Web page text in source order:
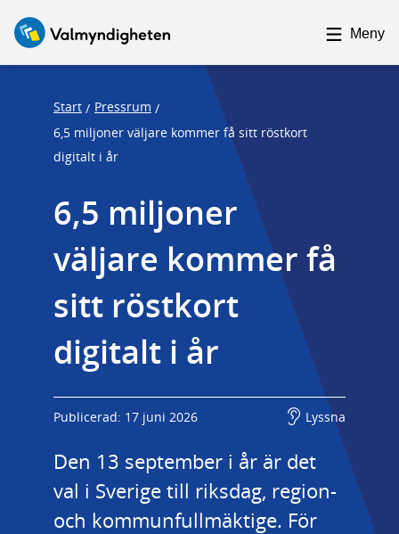
Meny
Start / Pressrum /
6,5 miljoner väljare kommer få sitt röstkort
digitalt i år
6,5 miljoner
väljare kommer få
sitt röstkort
digitalt i år
Publicerad: 17 juni 2026 Lyssna
Den 13 september i år är det
val i Sverige till riksdag, region-
och kommunfullmäktige. För
c
c